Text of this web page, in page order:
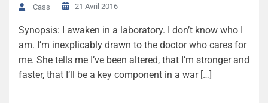
Cass 21 Avril 2016
Synopsis: I awaken in a laboratory. I don’t know who I
am. I’m inexplicably drawn to the doctor who cares for
me. She tells me I’ve been altered, that I’m stronger and
faster, that I’ll be a key component in a war […]